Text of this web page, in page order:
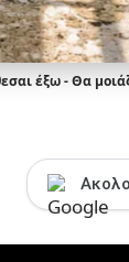
έξω - Θα